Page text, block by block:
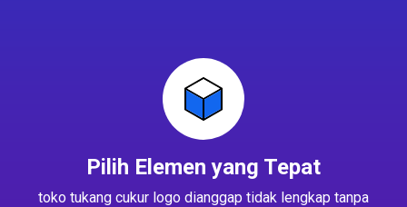
Pilih Elemen yang Tepat
toko tukang cukur logo dianggap tidak lengkap tanpa